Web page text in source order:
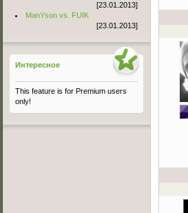
[23.01.2013]
ManYson vs. FUIK
[23.01.2013]
Интересное
This feature is for Premium users
only!